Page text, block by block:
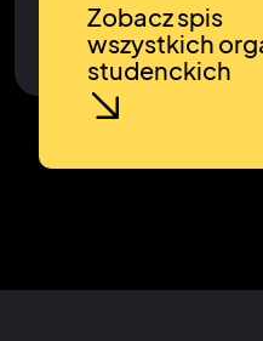
Zobacz spis
wszystkich
studenckich